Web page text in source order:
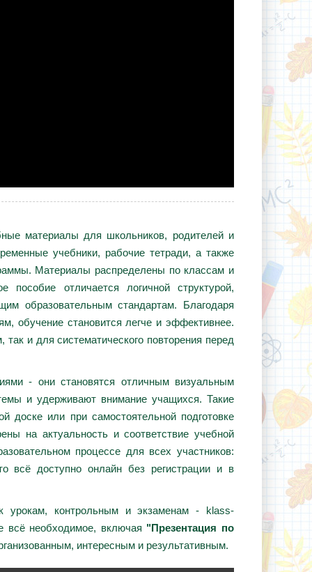
материалы для школьников, родителей и
учебники, рабочие тетради, а также
Материалы распределены по классам и
отличается логичной структурой,
образовательным стандартам. Благодаря
обучение становится легче и эффективнее.
и для систематического повторения перед
- они становятся отличным визуальным
и удерживают внимание учащихся. Такие
доске или при самостоятельной подготовке
на актуальность и соответствие учебной
процессе для всех участников:
всё доступно онлайн без регистрации и в
урокам, контрольным и экзаменам - klass-
всё необходимое, включая "Презентация по
интересным и результативным.